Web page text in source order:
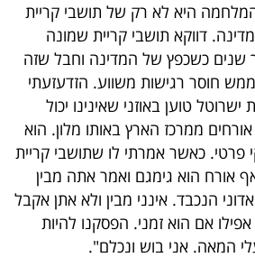
היא לא רק של תושבי קריית
דווקא תושבי קריית שמונה
כשכפץ של המדינה וחבל שזה
חוסר רגישות משווע. הזדעזעתי
טוען באוזני שאינינו יכול
ממרכז הארץ באותו מלון. הוא
כאשר אמרתי לו שתושבי קריית
אורח הוא גימגם ואמר אתה מבין
הנכבד. אינני מבין ולא אתן אקבל
אם הוא זמני. הפסקנו להיות
המאה. אני בוש ונכלם".